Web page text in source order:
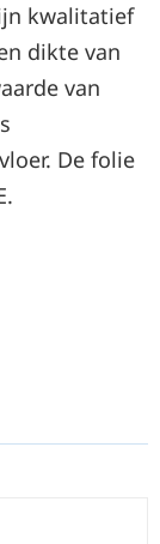
kwalitatief
dikte van
van
De folie